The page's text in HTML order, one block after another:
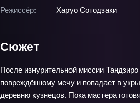
Режиссёр:
Харуо Сотодзаки
Сюжет
После изнурительной миссии
повреждённому мечу и попадает в
деревню кузнецов. Пока мастера